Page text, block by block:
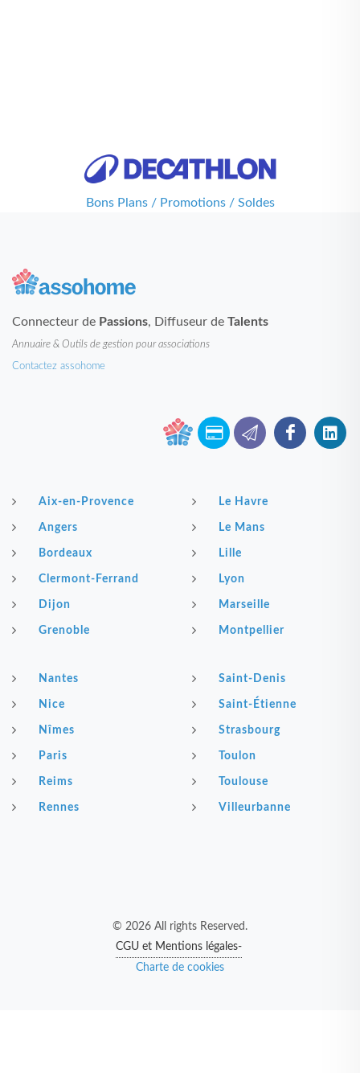
Bons Plans / Promotions / Soldes
Connecteur de Passions, Diffuseur de Talents
Annuaire & Outils de gestion pour associations
Contactez assohome
Aix-en-Provence
Angers
Bordeaux
Clermont-Ferrand
Dijon
Grenoble
Le Havre
Le Mans
Lille
Lyon
Marseille
Montpellier
Nantes
Nice
Nîmes
Paris
Reims
Rennes
Saint-Denis
Saint-Étienne
Strasbourg
Toulon
Toulouse
Villeurbanne
© 2026 All rights Reserved.
CGU et Mentions légales-
Charte de cookies